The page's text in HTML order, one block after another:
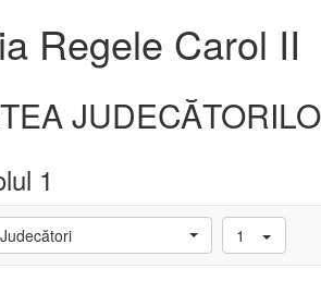
Regele Carol II
1
Judecători 1